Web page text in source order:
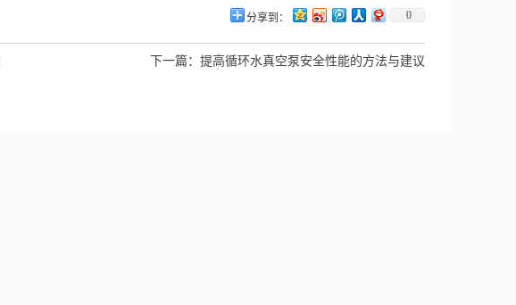
分享到： 0
下一篇： 提高循环水真空泵安全性能的方法与建议